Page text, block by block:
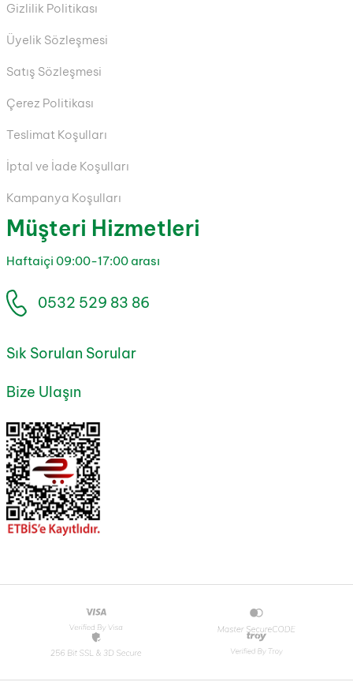
Gizlilik Politikası
Üyelik Sözleşmesi
Satış Sözleşmesi
Çerez Politikası
Teslimat Koşulları
İptal ve İade Koşulları
Kampanya Koşulları
Müşteri Hizmetleri
Haftaiçi 09:00-17:00 arası
0532 529 83 86
Sık Sorulan Sorular
Bize Ulaşın